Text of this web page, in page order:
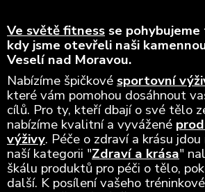
Ve světě fitness se
kdy jsme otevřeli naši
Veselí nad Moravou.
Nabízíme špičkové sportovní
které vám pomohou dosáhnout
cílů. Pro ty, kteří dbají o své tělo
nabízíme kvalitní a vyvážené
výživy. Péče o zdraví a krásu
naší kategorii "Zdraví a krása"
škálu produktů pro péči o tělo,
další. K posílení vašeho